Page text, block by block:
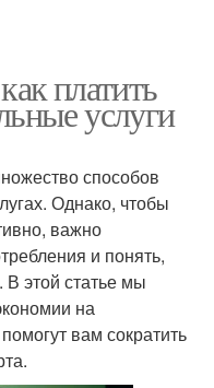
платить
услуги
способов
Однако, чтобы
важно
и понять,
этой статье мы
на
вам сократить